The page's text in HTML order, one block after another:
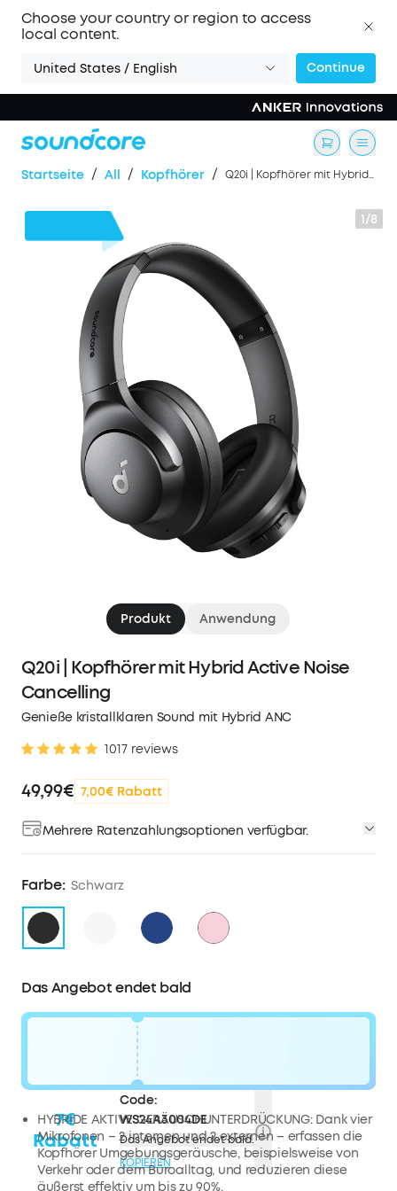
Choose your country or region to access
local content.
United States / English Continue
Startseite / All / Kopfhörer / Q20i | Kopfhörer mit Hybrid Active Noise Cancelling
1/8
Produkt Anwendung
Q20i | Kopfhörer mit Hybrid Active Noise
Cancelling
Genieße kristallklaren Sound mit Hybrid ANC
1017 reviews
49,99€ 7,00€ Rabatt
Mehrere Ratenzahlungsoptionen verfügbar.
Farbe: Schwarz
Das Angebot endet bald
7€
Rabatt
Code:
WS24A3004DE
Das Angebot endet bald.
KOPIEREN
HYBRIDE AKTIVE GERÄUSCHUNTERDRÜCKUNG: Dank vier
Mikrofonen – 2 internen und 2 externen – erfassen die
Kopfhörer Umgebungsgeräusche, beispielsweise von
Verkehr oder dem Büroalltag, und reduzieren diese
äußerst effektiv um bis zu 90%.